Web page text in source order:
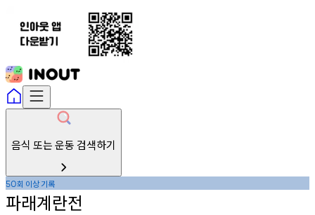
음식 또는 운동 검색하기
50회 이상기록
파래계란전